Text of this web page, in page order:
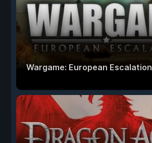
Wargame: European Escalation